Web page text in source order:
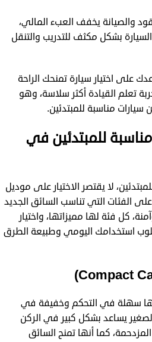
والصيانة يخفف العبء المالي،
بشكل مكثف للتدريب والتنقل
على اختيار سيارة تمنحك الراحة
تعلم القيادة أكثر سلاسة، وهو
مناسبة للمبتدئين.
للمبتدئين في
لا يقتصر الاختيار على موديل
الفئات التي تناسب السائق الجديد
كل فئة لها مميزاتها، واختيار
استخدامك اليومي وطبيعة الطرق
لأنها سهلة في التحكم وخفيفة في
يساعد بشكل كبير في الركن
كما أنها تمنح السائق